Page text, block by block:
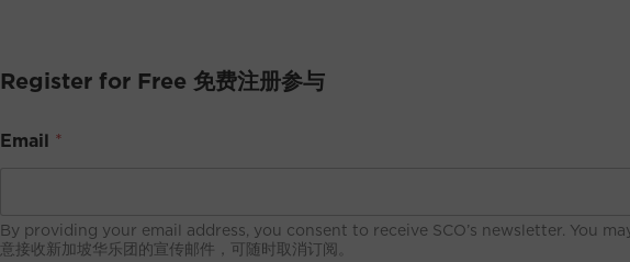
Register for Free 免费注册参与
Email *
By providing your email address, you consent to receive SCO’s newsletter. You
意接收新加坡华乐团的宣传邮件，可随时取消订阅。